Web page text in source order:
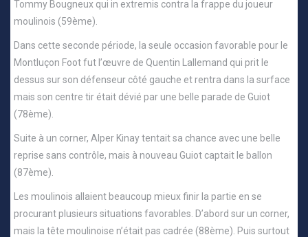
Tommy Bougneux qui in extremis contra la frappe du joueur
moulinois (59ème).
Dans cette seconde période, la seule occasion favorable pour le
Montluçon Foot fut l’œuvre de Quentin Lallemand qui prit le
dessus sur son défenseur côté gauche et rentra dans la surface
mais son centre tir était dévié par une belle parade de Guiot
(78ème).
Suite à un corner, Alper Kinay tentait sa chance avec une belle
reprise sans contrôle, mais à nouveau Guiot captait le ballon
(87ème).
Les moulinois allaient beaucoup mieux finir la partie en se
procurant plusieurs situations favorables. D’abord sur un corner,
mais la tête moulinoise n’était pas cadrée (88ème). Puis surtout